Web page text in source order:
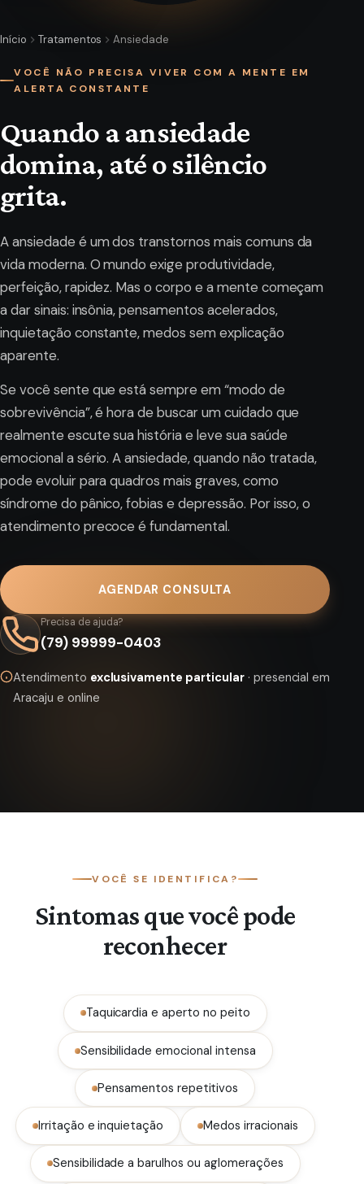
Início Tratamentos Ansiedade
VOCÊ NÃO PRECISA VIVER COM A MENTE EM
ALERTA CONSTANTE
Quando a ansiedade
domina, até o silêncio
grita.
A ansiedade é um dos transtornos mais comuns da
vida moderna. O mundo exige produtividade,
perfeição, rapidez. Mas o corpo e a mente começam
a dar sinais: insônia, pensamentos acelerados,
inquietação constante, medos sem explicação
aparente.
Se você sente que está sempre em “modo de
sobrevivência”, é hora de buscar um cuidado que
realmente escute sua história e leve sua saúde
emocional a sério. A ansiedade, quando não tratada,
pode evoluir para quadros mais graves, como
síndrome do pânico, fobias e depressão. Por isso, o
atendimento precoce é fundamental.
AGENDAR CONSULTA
Precisa de ajuda?
(79) 99999-0403
Atendimento exclusivamente particular· presencial em
Aracaju e online
VOCÊ SE IDENTIFICA?
Sintomas que você pode
reconhecer
Taquicardia e aperto no peito
Sensibilidade emocional intensa
Pensamentos repetitivos
Irritação e inquietação Medos irracionais
Sensibilidade a barulhos ou aglomerações